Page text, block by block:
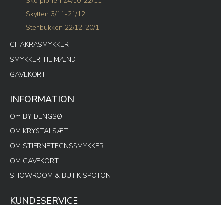
Skytten 3/11-21/12
Stenbukken 22/12-20/1
CHAKRASMYKKER
SMYKKER TIL MÆND
GAVEKORT
INFORMATION
Om BY DENGSØ
OM KRYSTALSÆT
OM STJERNETEGNSSMYKKER
OM GAVEKORT
SHOWROOM & BUTIK SPOTON
KUNDESERVICE